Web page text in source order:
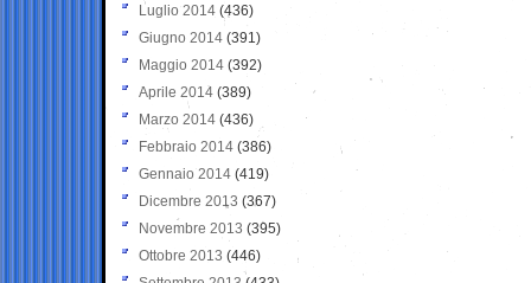
Luglio 2014 (436)
Giugno 2014 (391)
Maggio 2014 (392)
Aprile 2014 (389)
Marzo 2014 (436)
Febbraio 2014 (386)
Gennaio 2014 (419)
Dicembre 2013 (367)
Novembre 2013 (395)
Ottobre 2013 (446)